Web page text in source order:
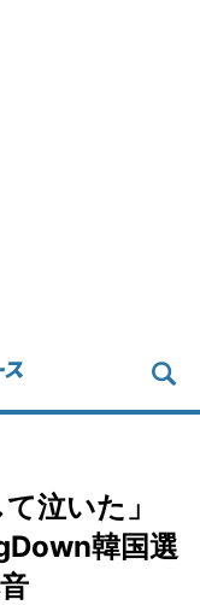
泣いた」
韓国選